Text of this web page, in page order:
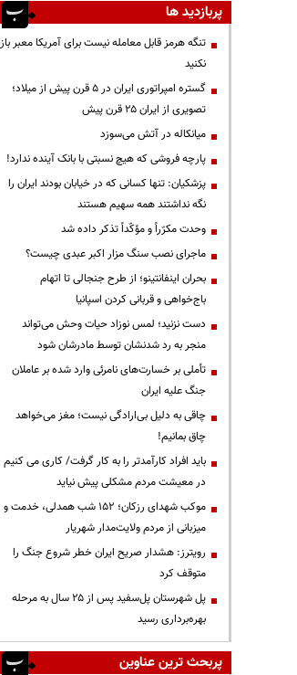
پربازدید ها
تنگه هرمز قابل معامله نیست برای آمریکا معبر باز
نکنید
گستره امپراتوری ایران در ۵ قرن پیش از میلاد؛
تصویری از ایران ۲۵ قرن پیش
میانکاله در آتش می‌سوزد
پارچه فروشی که هیچ نسبتی با بانک آینده ندارد!
پزشکیان: تنها کسانی که در خیابان بودند ایران را
نگه نداشتند همه سهیم هستند
وحدت مکرّراً و مؤکّداً تذکر داده شد
ماجرای نصب سنگ مزار اکبر عبدی چیست؟
بحران اینفانتینو؛ از طرح جنجالی تا اتهام
باج‌خواهی و قربانی کردن اسپانیا
دست نزنید؛ لمس نوزاد حیات وحش می‌تواند
منجر به رد شدنشان توسط مادرشان شود
تأملی بر خسارت‌های نامرئی وارد شده بر عاملان
جنگ علیه ایران
چاقی به دلیل بی‌ارادگی نیست؛ مغز می‌خواهد
چاق بمانیم!
باید افراد کارآمدتر را به کار گرفت/ کاری می کنیم
در معیشت مردم مشکلی پیش نیاید
موکب شهدای رزکان؛ ۱۵۲ شب همدلی، خدمت و
میزبانی از مردم ولایت‌مدار شهریار
رویترز: هشدار صریح ایران خطر شروع جنگ را
متوقف کرد
پل شهرستان پل‌سفید پس از ۲۵ سال به مرحله
بهره‌برداری رسید
پربحث ترین عناوین